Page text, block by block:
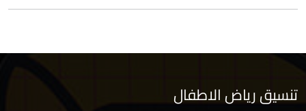
تنسيق رياض الاطفال